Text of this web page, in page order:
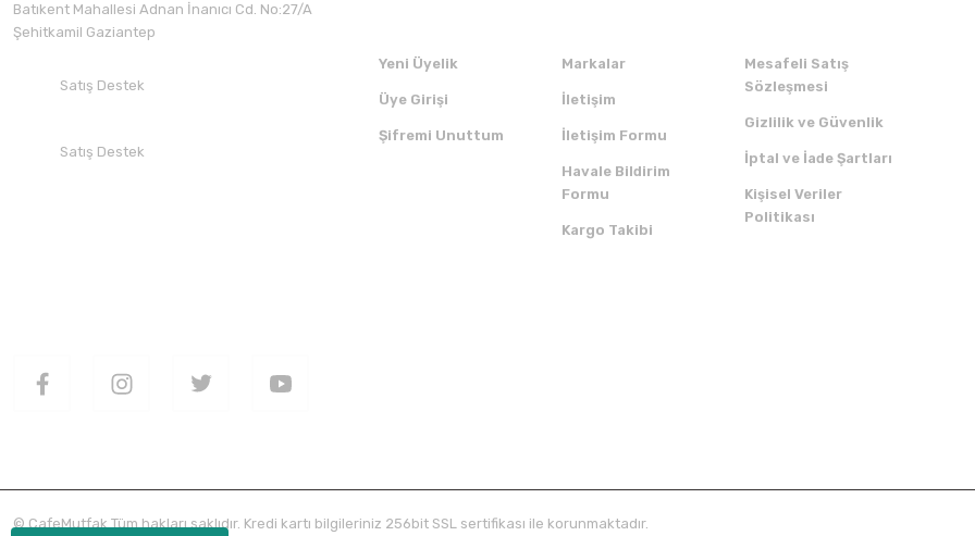
Batıkent Mahallesi Adnan İnanıcı Cd. No:27/A
Şehitkamil Gaziantep
Satış Destek
Satış Destek
Yeni Üyelik
Üye Girişi
Şifremi Unuttum
Markalar
İletişim
İletişim Formu
Havale Bildirim
Formu
Kargo Takibi
Mesafeli Satış
Sözleşmesi
Gizlilik ve Güvenlik
İptal ve İade Şartları
Kişisel Veriler
Politikası
© CafeMutfak Tüm hakları saklıdır. Kredi kartı bilgileriniz 256bit SSL sertifikası ile korunmaktadır.